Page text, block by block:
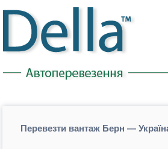
Перевезти вантаж Берн —